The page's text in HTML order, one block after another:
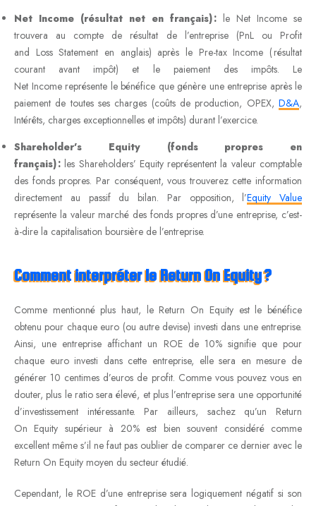
Net Income (résultat net en français) : le Net Income se
trouvera au compte de résultat de l’entreprise (PnL ou Profit
and Loss Statement en anglais) après le Pre-tax Income ( résultat
courant avant impôt) et le paiement des impôts. Le
Net Income représente le bénéfice que génère une entreprise après le
paiement de toutes ses charges (coûts de production, OPEX, D&A,
Intérêts, charges exceptionnelles et impôts) durant l’exercice.
Shareholder’s Equity (fonds propres en
français) : les Shareholders’ Equity représentent la valeur comptable
des fonds propres. Par conséquent, vous trouverez cette information
directement au passif du bilan. Par opposition, l’Equity Value
représente la valeur marché des fonds propres d’une entreprise, c’est-
à-dire la capitalisation boursière de l’entreprise.
Comment interpréter le Return On Equity ?
Comme mentionné plus haut, le Return On Equity est le bénéfice
obtenu pour chaque euro (ou autre devise) investi dans une entreprise.
Ainsi, une entreprise affichant un ROE de 10% signifie que pour
chaque euro investi dans cette entreprise, elle sera en mesure de
générer 10 centimes d’euros de profit. Comme vous pouvez vous en
douter, plus le ratio sera élevé, et plus l’entreprise sera une opportunité
d’investissement intéressante. Par ailleurs, sachez qu’un Return
On Equity supérieur à 20% est bien souvent considéré comme
excellent même s’il ne faut pas oublier de comparer ce dernier avec le
Return On Equity moyen du secteur étudié.
Cependant, le ROE d’une entreprise sera logiquement négatif si son